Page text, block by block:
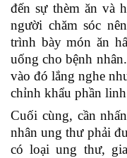
đến sự thèm ăn và
người chăm sóc
trình bày món ăn
uống cho bệnh
vào đó lắng nghe
chỉnh khẩu phần
Cuối cùng, cần
nhân ung thư phải
có loại ung thư,